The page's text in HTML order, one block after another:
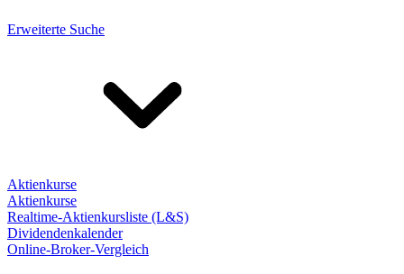
Erweiterte Suche
Aktienkurse
Aktienkurse
Realtime-Aktienkursliste (L&S)
Dividendenkalender
Online-Broker-Vergleich